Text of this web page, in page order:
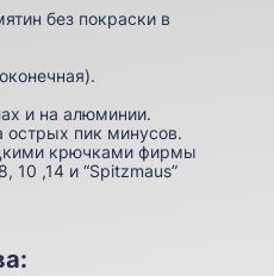
без покраски в
и на алюминии.
острых пик минусов.
крючками фирмы
10 ,14 и “Spitzmaus”